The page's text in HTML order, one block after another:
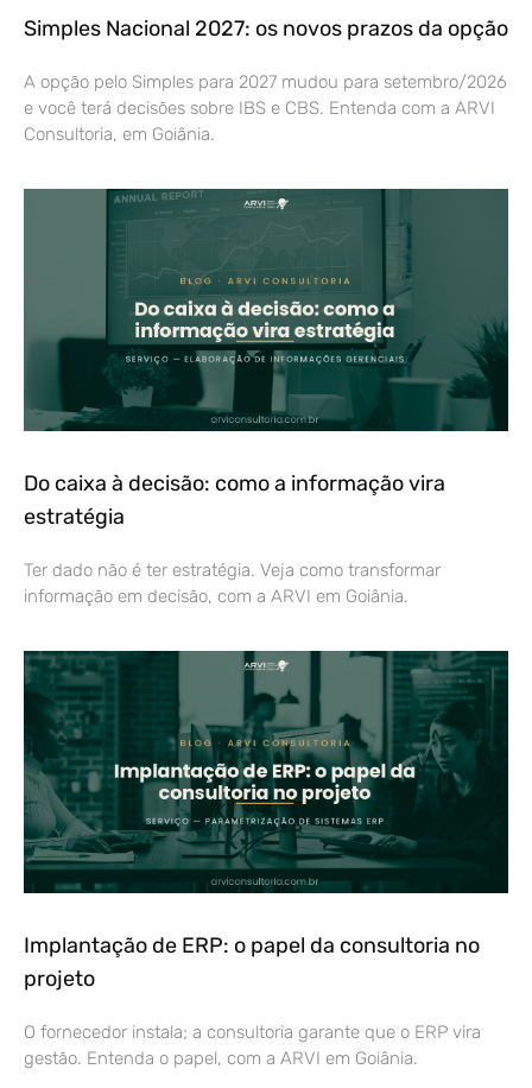
Simples Nacional 2027: os novos prazos da opção
A opção pelo Simples para 2027 mudou para setembro/2026
e você terá decisões sobre IBS e CBS. Entenda com a ARVI
Consultoria, em Goiânia.
Do caixa à decisão: como a informação vira
estratégia
Ter dado não é ter estratégia. Veja como transformar
informação em decisão, com a ARVI em Goiânia.
Implantação de ERP: o papel da consultoria no
projeto
O fornecedor instala; a consultoria garante que o ERP vira
gestão. Entenda o papel, com a ARVI em Goiânia.